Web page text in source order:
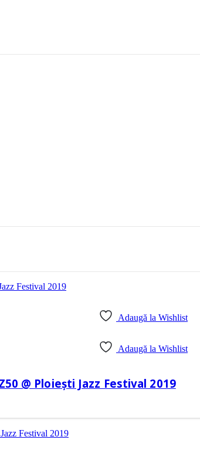
Adaugă la Wishlist
Adaugă la Wishlist
@ Ploiești Jazz Festival 2019